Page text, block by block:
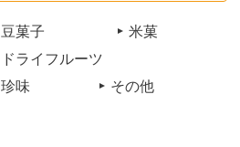
豆菓子
米菓
ドライフルーツ
珍味
その他